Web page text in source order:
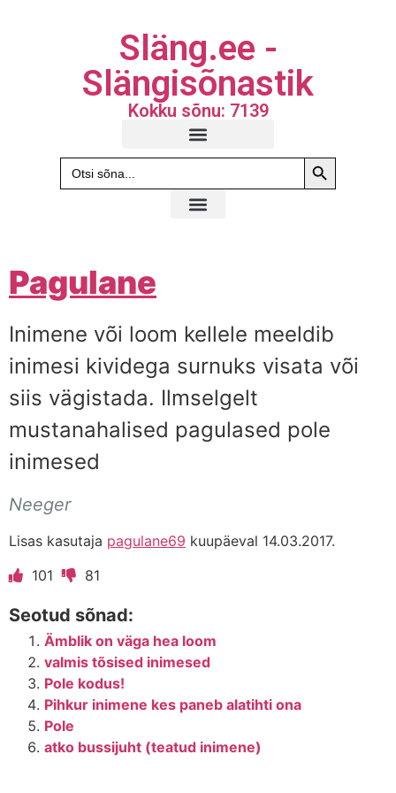
Släng.ee -
Slängisõnastik
Kokku sõnu: 7139
Search
for:
Search
Pagulane
Inimene või loom kellele meeldib
inimesi kividega surnuks visata või
siis vägistada. Ilmselgelt
mustanahalised pagulased pole
inimesed
Neeger
Lisas kasutaja pagulane69 kuupäeval 14.03.2017.
101
81
Seotud sõnad:
Ämblik on väga hea loom
valmis tõsised inimesed
Pole kodus!
Pihkur inimene kes paneb alatihti ona
Pole
atko bussijuht (teatud inimene)